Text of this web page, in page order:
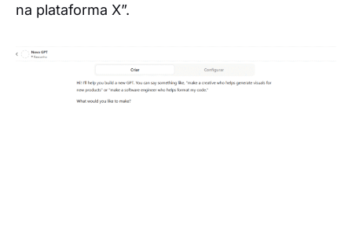
na plataforma X”.